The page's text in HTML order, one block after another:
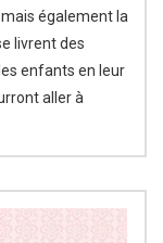
également la
livrent des
enfants en leur
aller à